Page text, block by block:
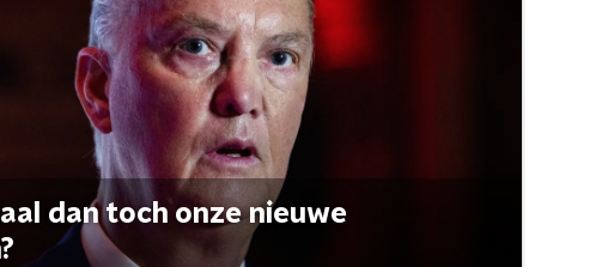
dan toch onze nieuwe